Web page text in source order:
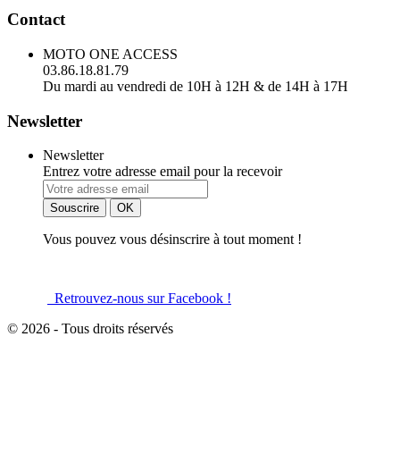
Contact
MOTO ONE ACCESS
03.86.18.81.79
Du mardi au vendredi de 10H à 12H & de 14H à 17H
Newsletter
Newsletter
Entrez votre adresse email pour la recevoir
Vous pouvez vous désinscrire à tout moment !
Retrouvez-nous sur Facebook !
© 2026 - Tous droits réservés